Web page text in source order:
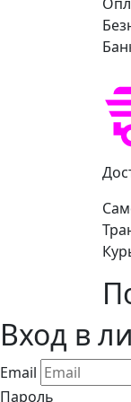
Вход в
Email
Пароль